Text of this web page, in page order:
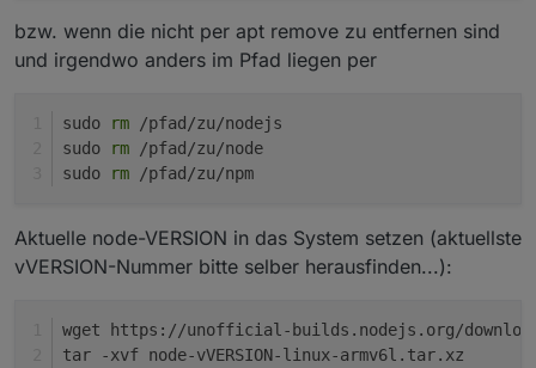
bzw. wenn die nicht per apt remove zu entfernen sind
und irgendwo anders im Pfad liegen per
sudo rm /pfad/zu/nodejs
sudo
rm /pfad/zu/node
sudo
rm /pfad/zu/npm
Aktuelle node-VERSION in das System setzen (aktuellste
vVERSION-Nummer bitte selber herausfinden...):
wget https://unofficial-builds.nodejs.org/download/
tar -xvf node-vVERSION-linux-armv6l.tar.xz